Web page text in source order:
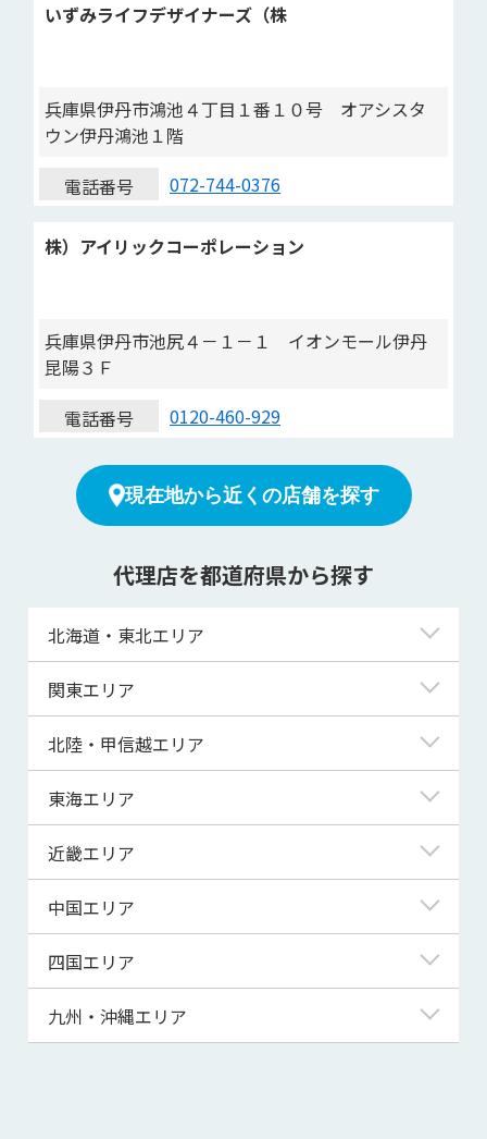
いずみライフデザイナーズ（株
兵庫県伊丹市鴻池４丁目１番１０号 オアシスタ
ウン伊丹鴻池１階
電話番号
072-744-0376
株）アイリックコーポレーション
兵庫県伊丹市池尻４－１－１ イオンモール伊丹
昆陽３Ｆ
電話番号
0120-460-929
現在地から近くの店舗を探す
代理店を都道府県から探す
北海道・東北エリア
北海道
青森県
宮城県
秋田県
山形県
関東エリア
東京都
神奈川県
埼玉県
千葉県
茨城県
群馬県
北陸・甲信越エリア
新潟県
富山県
福井県
山梨県
長野県
東海エリア
岐阜県
静岡県
三重県
近畿エリア
滋賀県
京都府
大阪府
兵庫県
中国エリア
鳥取県
島根県
四国エリア
徳島県
九州・沖縄エリア